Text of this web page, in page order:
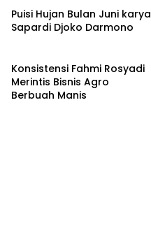
Dukungan dari Abah Aos
Puisi Hujan Bulan Juni karya
Sapardi Djoko Darmono
Konsistensi Fahmi Rosyadi
Merintis Bisnis Agro
Berbuah Manis